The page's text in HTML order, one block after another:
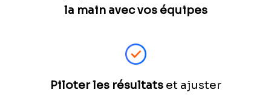
la main avec vos équipes
Piloter les résultatset ajuster